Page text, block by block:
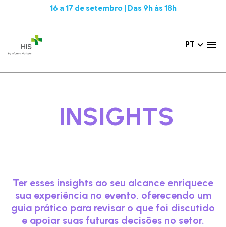
16 a 17 de setembro | Das 9h às 18h
PT
INSIGHTS
Ter esses insights ao seu alcance enriquece
sua experiência no evento, oferecendo um
guia prático para revisar o que foi discutido
e apoiar suas futuras decisões no setor.